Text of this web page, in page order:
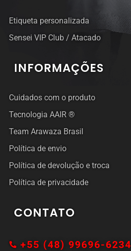
Etiqueta personalizada
Sensei VIP Club / Atacado
INFORMAÇÕES
Cuidados com o produto
Tecnologia AAIR ®
Team Arawaza Brasil
Política de envio
Política de devolução e troca
Política de privacidade
CONTATO
+55 (48) 99696-6234